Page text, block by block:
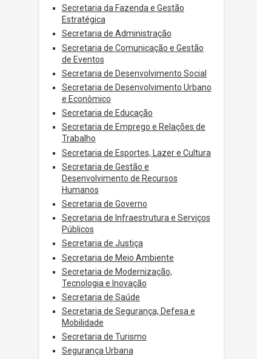
Secretaria da Fazenda e Gestão
Estratégica
Secretaria de Administração
Secretaria de Comunicação e Gestão
de Eventos
Secretaria de Desenvolvimento Social
Secretaria de Desenvolvimento Urbano
e Econômico
Secretaria de Educação
Secretaria de Emprego e Relações de
Trabalho
Secretaria de Esportes, Lazer e Cultura
Secretaria de Gestão e
Desenvolvimento de Recursos
Humanos
Secretaria de Governo
Secretaria de Infraestrutura e Serviços
Públicos
Secretaria de Justiça
Secretaria de Meio Ambiente
Secretaria de Modernização,
Tecnologia e Inovação
Secretaria de Saúde
Secretaria de Segurança, Defesa e
Mobilidade
Secretaria de Turismo
Segurança Urbana